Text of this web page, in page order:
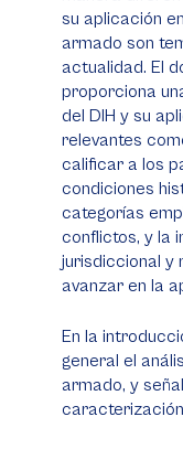
su aplicación
armado son
actualidad. El
proporciona
del DIH y su
relevantes
calificar a los
condiciones
categorías
conflictos, y la
jurisdiccional y
avanzar en la
En la
general el
armado, y